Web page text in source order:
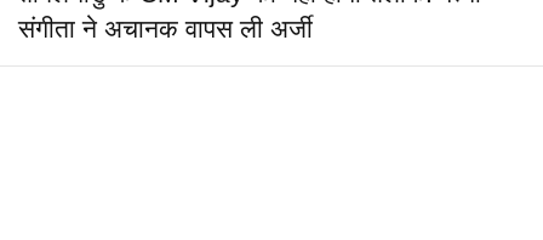
संगीता ने अचानक वापस ली अर्जी